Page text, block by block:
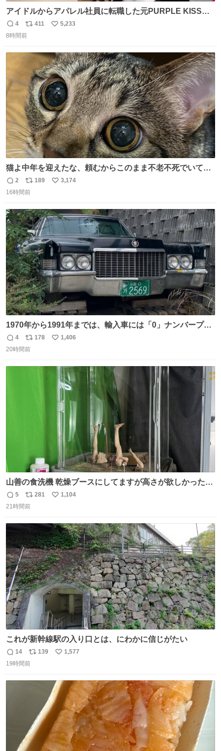
アイドルからアパレル社員に転職した元PURPLE KISSの
ドシちゃん、入社3日目にして自社の取り扱い商品を一生
懸命PRしててほんまに…………
返
信
4
リ
ポ
411
い
数
5,233
8時間前
猫よ中年を迎えたな、頼むからこのまま不老不死でいてく
れ…と願ってから、いや人間の家族が死に絶えて猫だけこ
の世に置いていくなんてひどいことはできない…と思って
愛がられて困ることもなかろうなと思ったのでやっぱり猫
よ不老不死でいてくれ
返
信
2
リ
ポ
ト
数
189
い
数
3,174
16時間前
1970年から1991年までは、輸入車には「0」ナンバープレ
ートが使用されていました。 その後、この制度は廃止さ
れ、すべての「0」ナンバープレートは抹消・無効化され
着した車両が発見されました。 今でも残っていること自体
が奇跡です……。
返
信
4
リ
ポ
178
い
1,406
20時間前
山善の食洗機 乾燥ブースにしてますが高さが欲しかったの
でコレクションケースを置くだけのツルセコ改造 扉が手前
に開き天井の温度もしっかり上がるのでかなり使いやすく
返
信
5
リ
ポ
ト
数
281
い
数
1,104
21時間前
これが新幹線駅の入り口とは、にわかに信じがたい
返
信
14
リ
ポ
139
い
数
1,577
19時間前